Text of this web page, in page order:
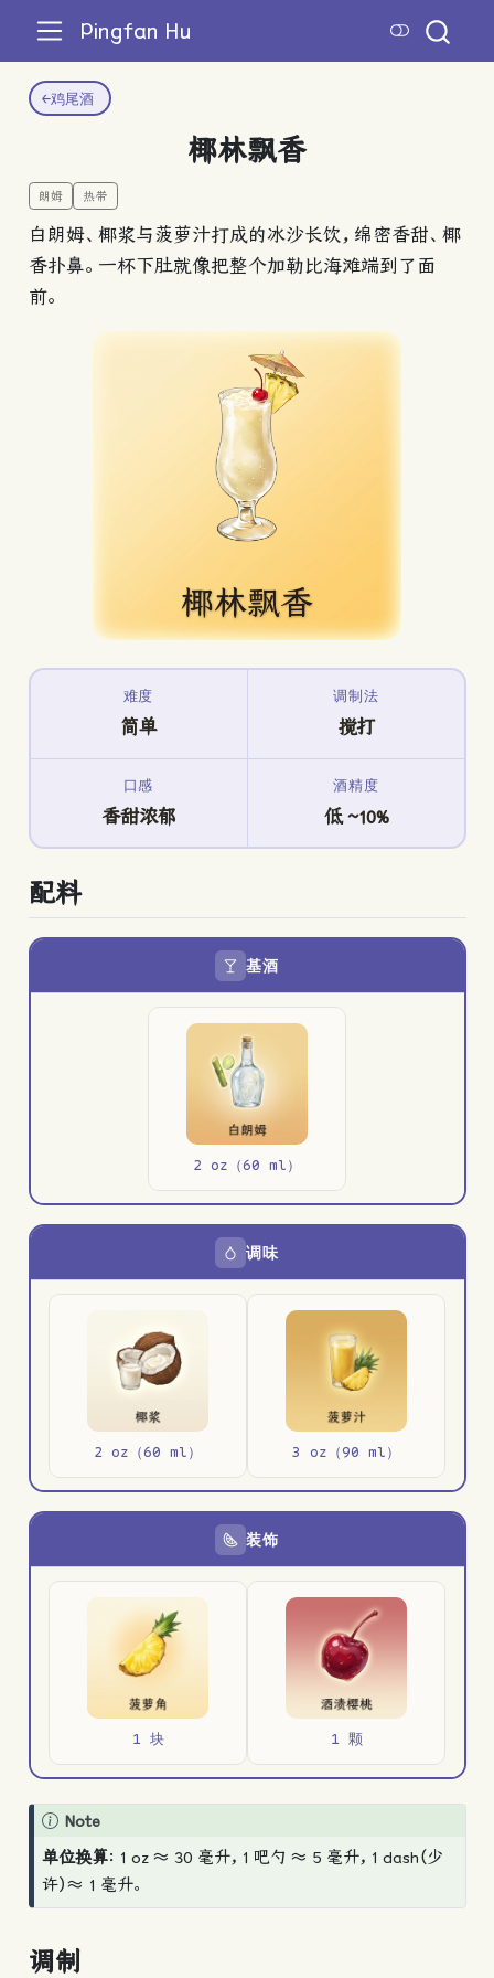
Pingfan Hu
←鸡尾酒
椰林飘香
朗姆 热带
白朗姆、椰浆与菠萝汁打成的冰沙长饮，绵密香甜、椰
香扑鼻。一杯下肚就像把整个加勒比海滩端到了面
前。
难度
简单
调制法
搅打
口感
香甜浓郁
酒精度
低 ~10%
配料
基酒
2 oz（60 ml）
调味
2 oz（60 ml） 3 oz（90 ml）
装饰
1 块 1 颗
Note
单位换算：1 oz ≈ 30 毫升，1 吧勺 ≈ 5 毫升，1 dash（少
许）≈ 1 毫升。
调制